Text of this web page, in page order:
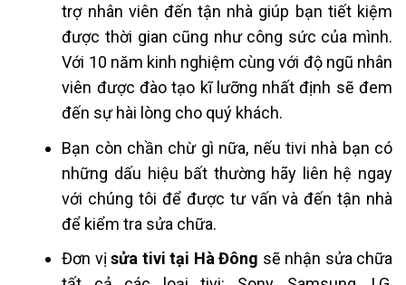
trợ nhân viên đến tận nhà giúp bạn tiết kiệm
được thời gian cũng như công sức của mình.
Với 10 năm kinh nghiệm cùng với độ ngũ nhân
viên được đào tạo kĩ lưỡng nhất định sẽ đem
đến sự hài lòng cho quý khách.
Bạn còn chần chừ gì nữa, nếu tivi nhà bạn có
những dấu hiệu bất thường hãy liên hệ ngay
với chúng tôi để được tư vấn và đến tận nhà
để kiểm tra sửa chữa.
Đơn vịsửa tivi tại Hà Đông sẽ nhận sửa chữa